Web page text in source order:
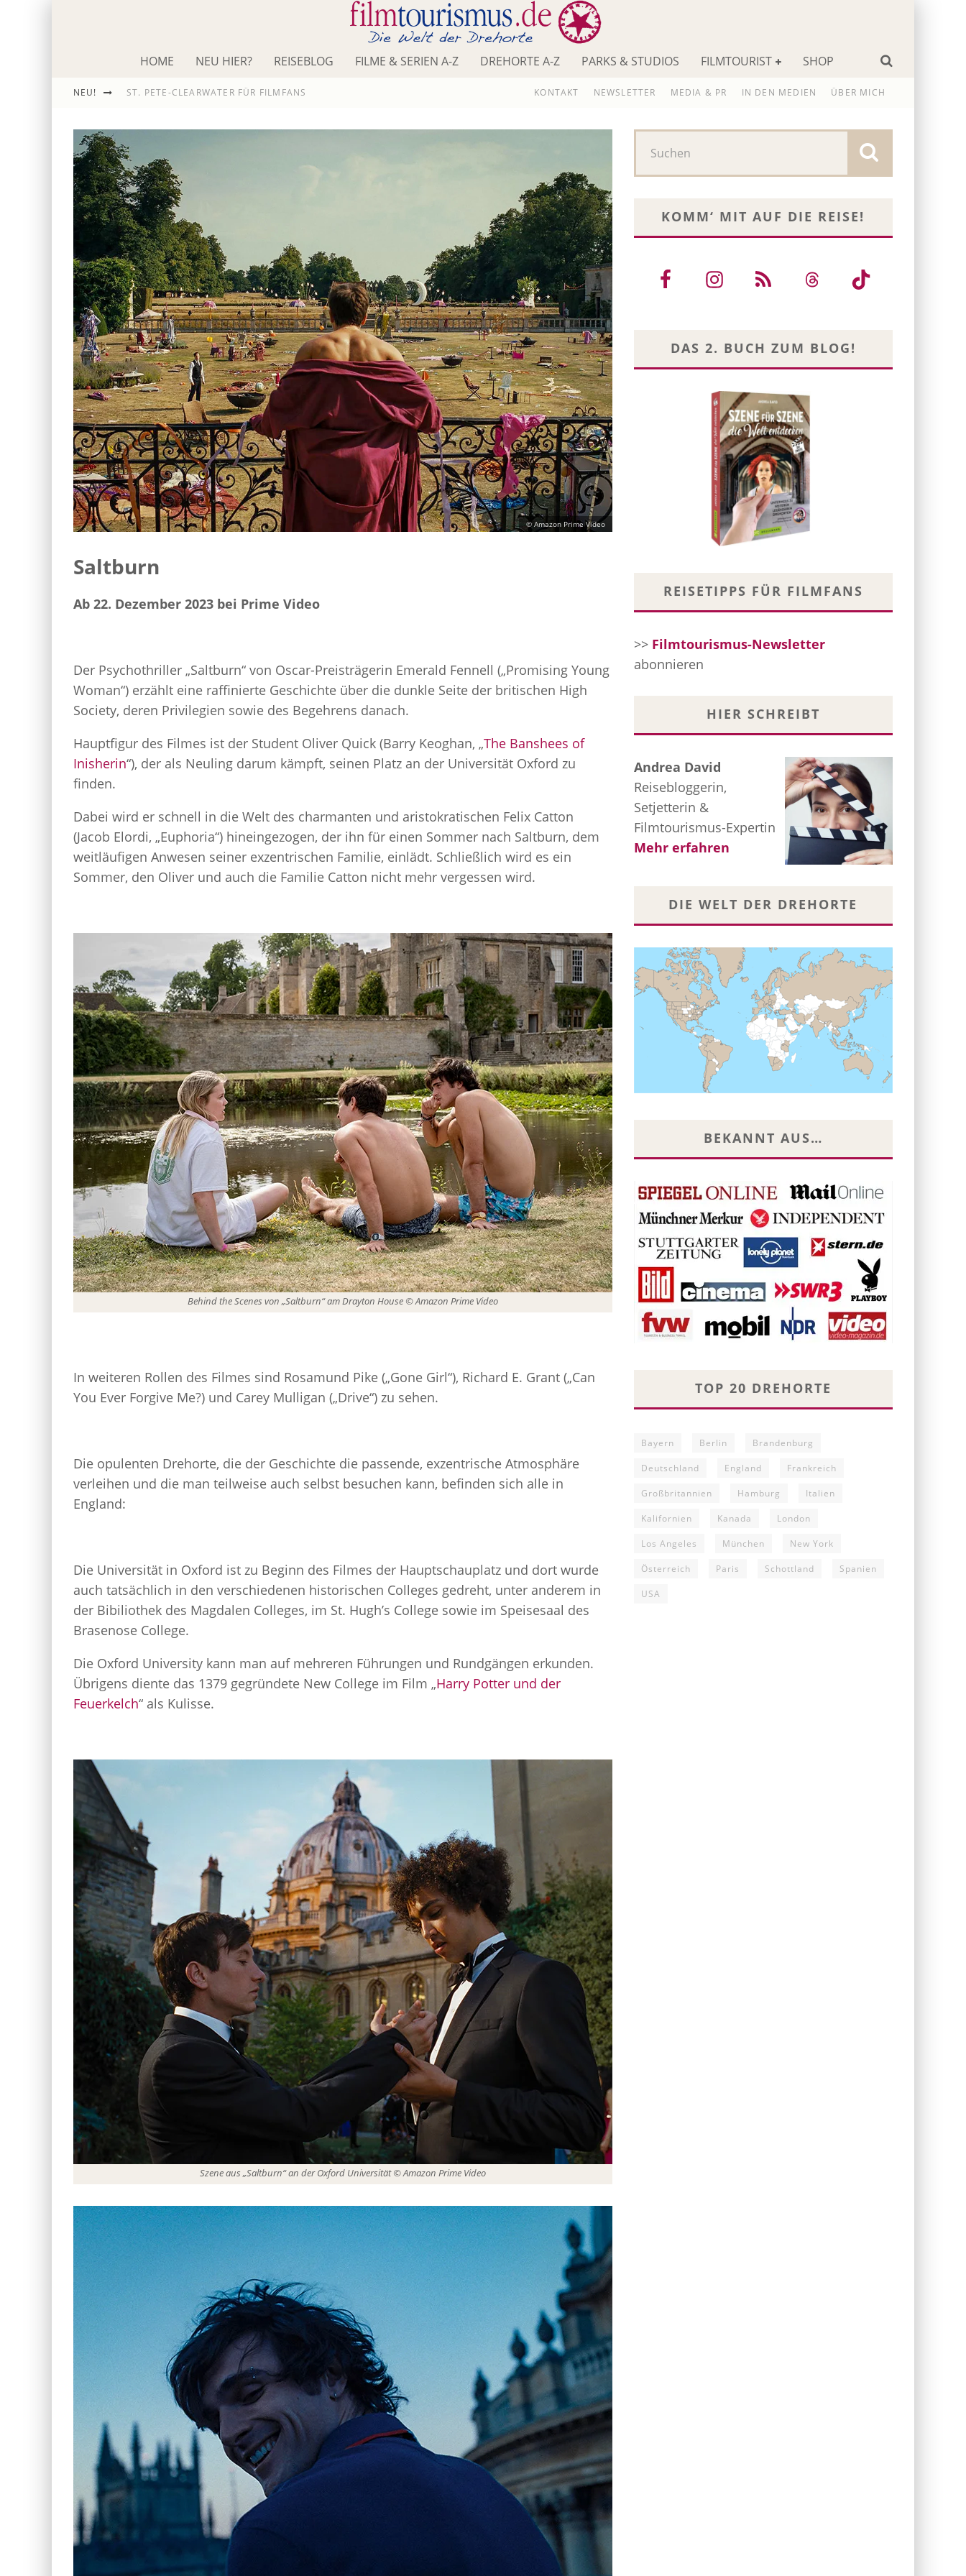
HOME NEU HIER? REISEBLOG FILME & SERIEN A-Z DREHORTE A-Z PARKS & STUDIOS FILMTOURIST SHOP
NEU! ST. PETE-CLEARWATER FÜR FILMFANS
DIE ODYSSEE
KONTAKT NEWSLETTER MEDIA & PR IN DEN MEDIEN ÜBER MICH
© Amazon Prime Video
Saltburn
Ab 22. Dezember 2023 bei Prime Video
Der Psychothriller „Saltburn“ von Oscar-Preisträgerin Emerald Fennell („Promising Young
Woman“) erzählt eine raffinierte Geschichte über die dunkle Seite der britischen High
Society, deren Privilegien sowie des Begehrens danach.
Hauptfigur des Filmes ist der Student Oliver Quick (Barry Keoghan, „The Banshees of
Inisherin“), der als Neuling darum kämpft, seinen Platz an der Universität Oxford zu
finden.
Dabei wird er schnell in die Welt des charmanten und aristokratischen Felix Catton
(Jacob Elordi, „Euphoria“) hineingezogen, der ihn für einen Sommer nach Saltburn, dem
weitläufigen Anwesen seiner exzentrischen Familie, einlädt. Schließlich wird es ein
Sommer, den Oliver und auch die Familie Catton nicht mehr vergessen wird.
Behind the Scenes von „Saltburn“ am Drayton House © Amazon Prime Video
In weiteren Rollen des Filmes sind Rosamund Pike („Gone Girl“), Richard E. Grant („Can
You Ever Forgive Me?) und Carey Mulligan („Drive“) zu sehen.
Die opulenten Drehorte, die der Geschichte die passende, exzentrische Atmosphäre
verleihen und die man teilweise auch selbst besuchen kann, befinden sich alle in
England:
Die Universität in Oxford ist zu Beginn des Filmes der Hauptschauplatz und dort wurde
auch tatsächlich in den verschiedenen historischen Colleges gedreht, unter anderem in
der Bibiliothek des Magdalen Colleges, im St. Hugh’s College sowie im Speisesaal des
Brasenose College.
Die Oxford University kann man auf mehreren Führungen und Rundgängen erkunden.
Übrigens diente das 1379 gegründete New College im Film „Harry Potter und der
Feuerkelch“ als Kulisse.
Szene aus „Saltburn“ an der Oxford Universität © Amazon Prime Video
KOMM‘ MIT AUF DIE REISE!
DAS 2. BUCH ZUM BLOG!
REISETIPPS FÜR FILMFANS
>> Filmtourismus-Newsletter
abonnieren
HIER SCHREIBT
Andrea David
Reisebloggerin,
Setjetterin &
Filmtourismus-Expertin
Mehr erfahren
DIE WELT DER DREHORTE
BEKANNT AUS…
TOP 20 DREHORTE
Bayern Berlin Brandenburg
Deutschland England Frankreich
Großbritannien Hamburg Italien
Kalifornien Kanada London
Los Angeles München New York
Österreich Paris Schottland Spanien
USA